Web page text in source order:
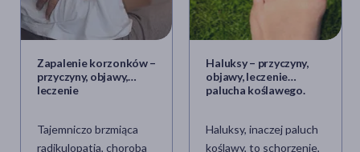
Zapalenie korzonków –
przyczyny, objawy,
leczenie
Tajemniczo brzmiąca
radikulopatia, choroba
Haluksy – przyczyny,
objawy, leczenie
palucha koślawego.
Haluksy, inaczej paluch
koślawy, to schorzenie,